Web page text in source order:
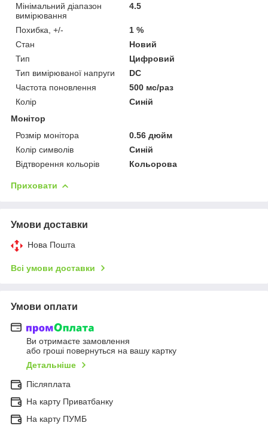
Мінімальний діапазон
вимірювання
4.5
Похибка, +/-
1 %
Стан
Новий
Тип
Цифровий
Тип вимірюваної напруги
DC
Частота поновлення
500 мс/раз
Колір
Синій
Монітор
Розмір монітора
0.56 дюйм
Колір символів
Синій
Відтворення кольорів
Кольорова
Приховати
Умови доставки
Нова Пошта
Всі умови доставки
Умови оплати
Ви отримаєте замовлення
або гроші повернуться на вашу картку
Детальніше
Післяплата
На карту Приватбанку
На карту ПУМБ